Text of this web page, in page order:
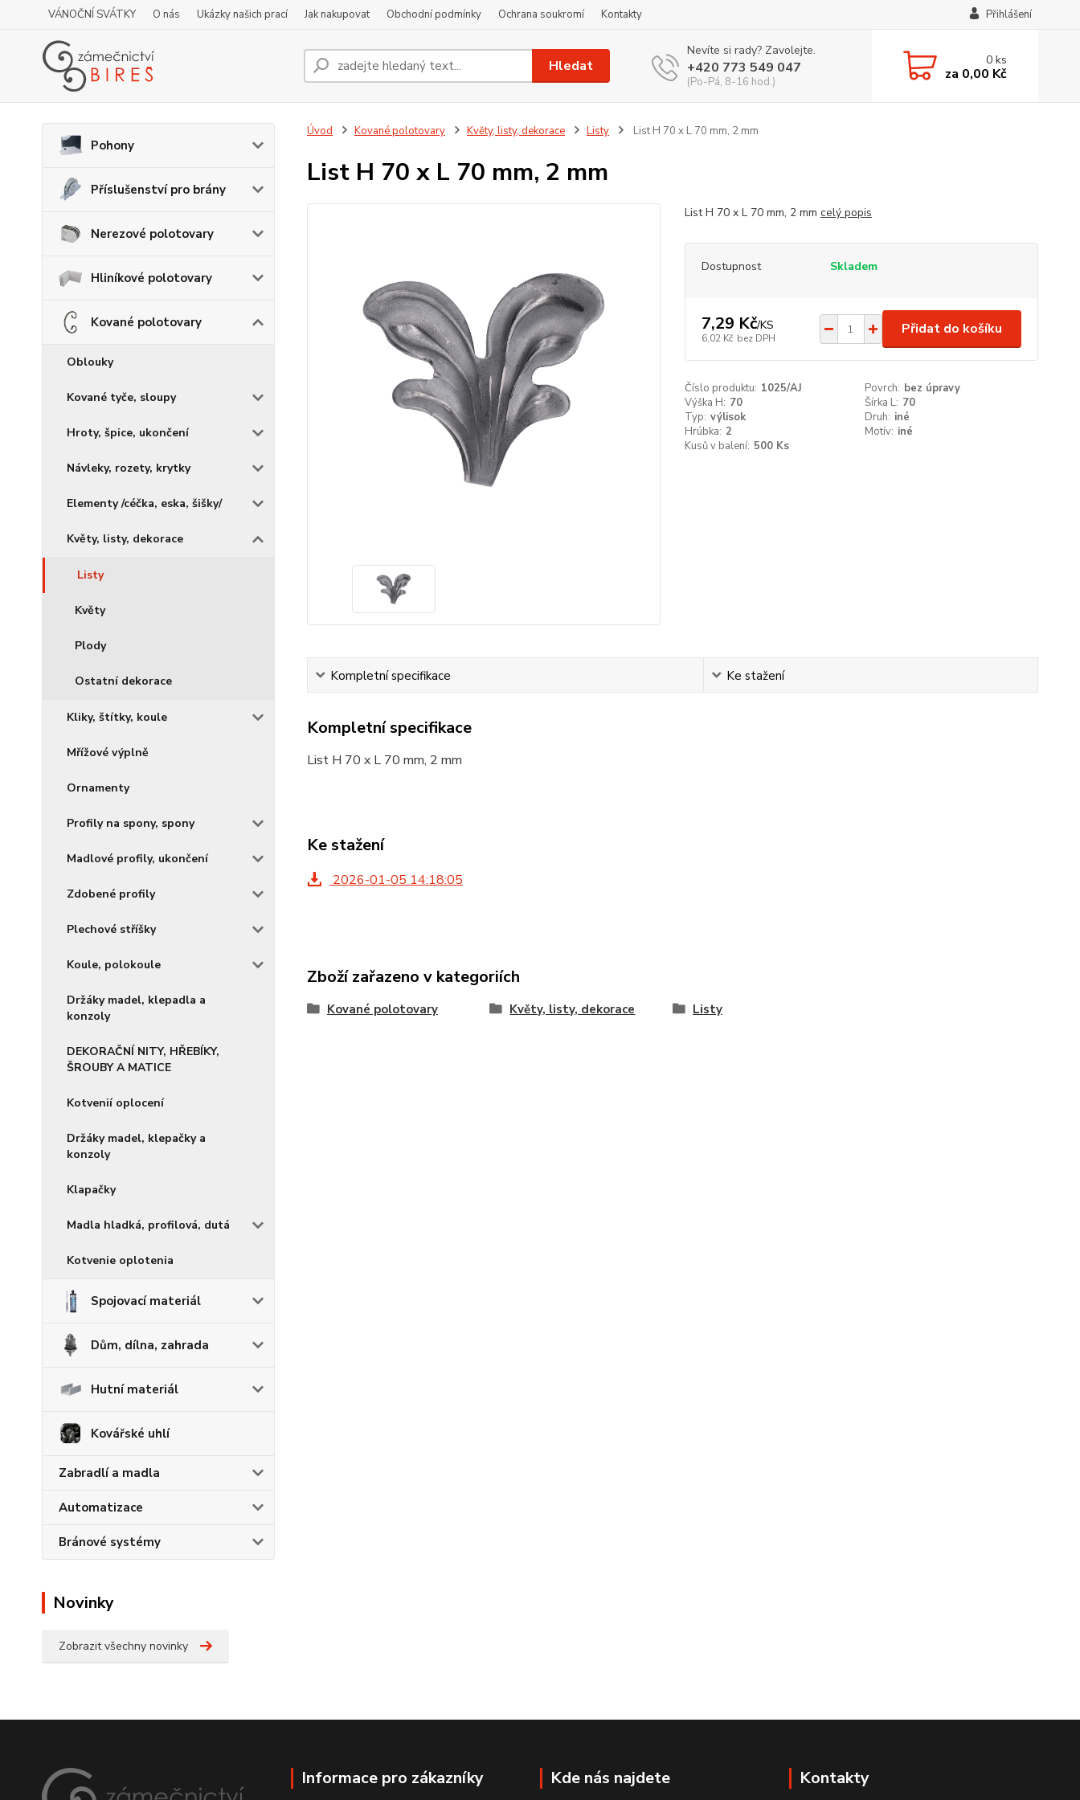
VÁNOČNÍ SVÁTKY O nás Ukázky našich prací Jak nakupovat Obchodní podmínky Ochrana soukromí Kontakty Přihlášení
Hledat
Nevíte si rady? Zavolejte.
+420 773 549 047
(Po-Pá, 8-16 hod.)
0ks
za 0,00 Kč
Pohony
Příslušenství pro brány
Nerezové polotovary
Hliníkové polotovary
Kované polotovary
Oblouky
Kované tyče, sloupy
Hroty, špice, ukončení
Návleky, rozety, krytky
Elementy /céčka, eska, šišky/
Květy, listy, dekorace
Listy
Květy
Plody
Ostatní dekorace
Kliky, štítky, koule
Mřížové výplně
Ornamenty
Profily na spony, spony
Madlové profily, ukončení
Zdobené profily
Plechové stříšky
Koule, polokoule
Držáky madel, klepadla a
konzoly
DEKORAČNÍ NITY, HŘEBÍKY,
ŠROUBY A MATICE
Kotvenií oplocení
Držáky madel, klepačky a
konzoly
Klapačky
Madla hladká, profilová, dutá
Kotvenie oplotenia
Spojovací materiál
Dům, dílna, zahrada
Hutní materiál
Kovářské uhlí
Zabradlí a madla
Automatizace
Bránové systémy
Novinky
Zobrazit všechny novinky
Úvod Kované polotovary Květy, listy, dekorace Listy List H 70 x L 70 mm, 2 mm
List H 70 x L 70 mm, 2 mm
List H 70 x L 70 mm, 2 mm celý popis
Dostupnost Skladem
7,29 Kč/KS
6,02 Kč bez DPH
Přidat do košíku
Číslo produktu: 1025/AJ Povrch: bez úpravy
Výška H: 70 Šírka L: 70
Typ: výlisok Druh: iné
Hrúbka: 2 Motív: iné
Kusů v balení: 500 Ks
Kompletní specifikace Ke stažení
Kompletní specifikace
List H 70 x L 70 mm, 2 mm
Ke stažení
2026-01-05 14:18:05
Zboží zařazeno v kategoriích
Kované polotovary Květy, listy, dekorace Listy
Informace pro zákazníky Kde nás najdete Kontakty